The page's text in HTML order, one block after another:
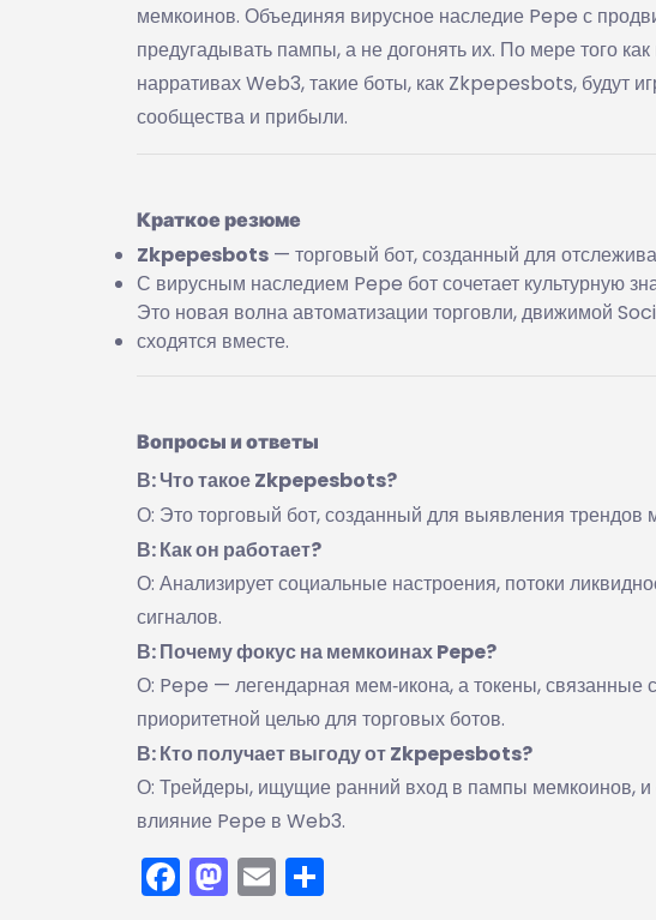
мемкоинов. Объединяя вирусное наследие Pepe с
предугадывать пампы, а не догонять их. По мере того
нарративах Web3, такие боты, как Zkpepesbots, будут
сообщества и прибыли.
Краткое резюме
Zkpepesbots — торговый бот, созданный для
С вирусным наследием Pepe бот сочетает культурную
Это новая волна автоматизации торговли, движимой
сходятся вместе.
Вопросы и ответы
В: Что такое Zkpepesbots?
О: Это торговый бот, созданный для выявления
В: Как он работает?
О: Анализирует социальные настроения, потоки
сигналов.
В: Почему фокус на мемкоинах Pepe?
О: Pepe — легендарная мем‑икона, а токены, связанные
приоритетной целью для торговых ботов.
В: Кто получает выгоду от Zkpepesbots?
О: Трейдеры, ищущие ранний вход в пампы мемкоинов, и
влияние Pepe в Web3.
Facebook
Mastodon
Email